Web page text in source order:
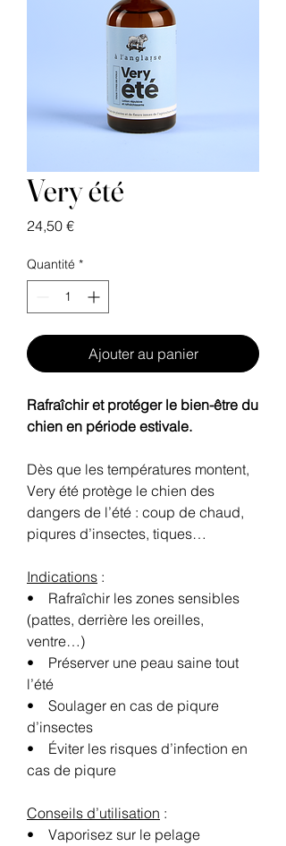
Very été
24,50 €Prix
Quantité *
Ajouter au panier
Rafraîchir et protéger le bien-être du
chien en période estivale.
Dès que les températures montent,
Very été protège le chien des
dangers de l’été : coup de chaud,
piqures d’insectes, tiques…
Indications :
• Rafraîchir les zones sensibles
(pattes, derrière les oreilles,
ventre…)
• Préserver une peau saine tout
l’été
• Soulager en cas de piqure
d’insectes
• Éviter les risques d’infection en
cas de piqure
Conseils d’utilisation :
• Vaporisez sur le pelage